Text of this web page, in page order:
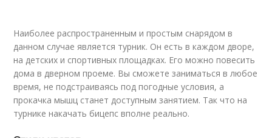
Наиболее распространенным и простым снарядом в
данном случае является турник. Он есть в каждом дворе,
на детских и спортивных площадках. Его можно повесить
дома в дверном проеме. Вы сможете заниматься в любое
время, не подстраиваясь под погодные условия, а
прокачка мышц станет доступным занятием. Так что на
турнике накачать бицепс вполне реально.